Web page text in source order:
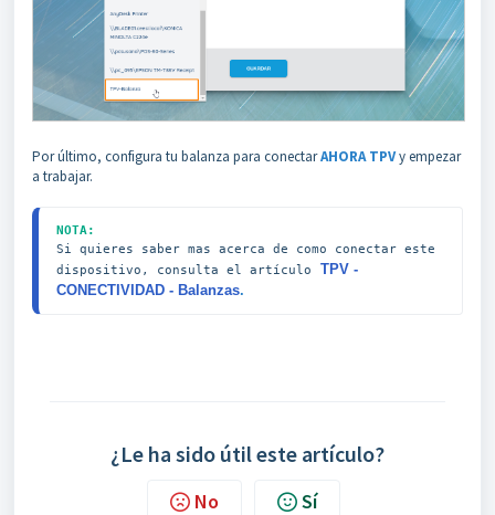
Por último, configura tu balanza para conectarAHORA TPVy empezar
a trabajar.
NOTA:
Si quieres saber mas acerca de como conectar este
dispositivo, consulta el artículo
TPV -
CONECTIVIDAD - Balanzas.
¿Le ha sido útil este artículo?
No Sí